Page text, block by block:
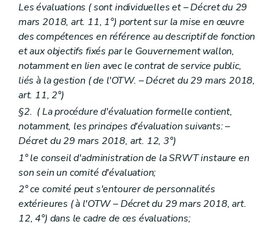
Les évaluations (sont individuelles et– Décret du 29
mars 2018, art. 11, 1°) portent sur la mise en œuvre
des compétences en référence au descriptif de fonction
et aux objectifs fixés par le Gouvernement wallon,
notamment en lien avec le contrat de service public,
liés à la gestion (de l'OTW. – Décret du 29 mars 2018,
art. 11, 2°)
§2. (La procédure d'évaluation formelle contient,
notamment, les principes d'évaluation suivants:–
Décret du 29 mars 2018, art. 12, 3°)
1° le conseil d'administration de la SRWT instaure en
son sein un comité d'évaluation;
2° ce comité peut s'entourer de personnalités
extérieures (à l'OTW– Décret du 29 mars 2018, art.
12, 4°) dans le cadre de ces évaluations;